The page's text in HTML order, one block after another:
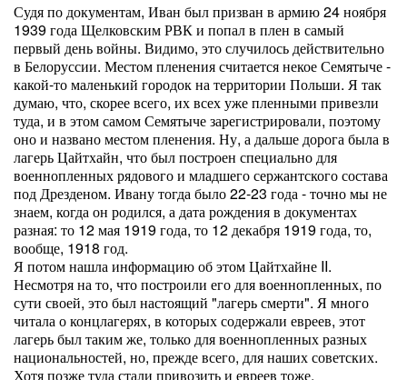
Судя по документам, Иван был призван в армию 24 ноября
1939 года Щелковским РВК и попал в плен в самый
первый день войны. Видимо, это случилось действительно
в Белоруссии. Местом пленения считается некое Семятыче -
какой-то маленький городок на территории Польши. Я так
думаю, что, скорее всего, их всех уже пленными привезли
туда, и в этом самом Семятыче зарегистрировали, поэтому
оно и названо местом пленения. Ну, а дальше дорога была в
лагерь Цайтхайн, что был построен специально для
военнопленных рядового и младшего сержантского состава
под Дрезденом. Ивану тогда было 22-23 года - точно мы не
знаем, когда он родился, а дата рождения в документах
разная: то 12 мая 1919 года, то 12 декабря 1919 года, то,
вообще, 1918 год.
Я потом нашла информацию об этом Цайтхайне II.
Несмотря на то, что построили его для военнопленных, по
сути своей, это был настоящий "лагерь смерти". Я много
читала о концлагерях, в которых содержали евреев, этот
лагерь был таким же, только для военнопленных разных
национальностей, но, прежде всего, для наших советских.
Хотя позже туда стали привозить и евреев тоже.